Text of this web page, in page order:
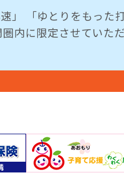
」 「ゆとりをもった
内に限定させていただ